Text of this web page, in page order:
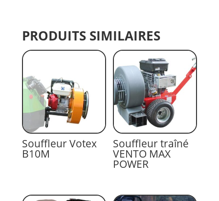
PRODUITS SIMILAIRES
Souffleur Votex
B10M
Souffleur traîné
VENTO MAX
POWER